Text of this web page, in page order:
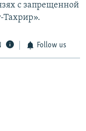
с запрещенной
Тахрир».
Follow us